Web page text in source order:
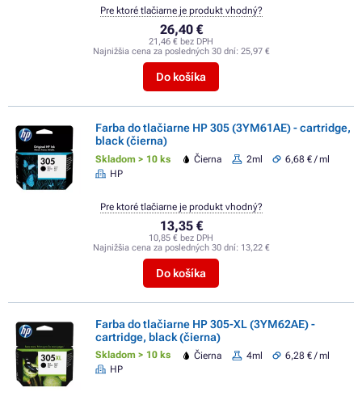
26,40 €
21,46 € bez DPH
Najnižšia cena za posledných 30 dní: 25,97 €
Do košíka
Pre ktoré tlačiarne je produkt vhodný?
Farba do tlačiarne HP 305 (3YM61AE) - cartridge,
black (čierna)
Skladom > 10 ks Čierna 2ml
6,68 € / ml
HP
13,35 €
10,85 € bez DPH
Najnižšia cena za posledných 30 dní: 13,22 €
Do košíka
Pre ktoré tlačiarne je produkt vhodný?
Farba do tlačiarne HP 305-XL (3YM62AE) -
cartridge, black (čierna)
Skladom > 10 ks Čierna 4ml
6,28 € / ml
HP